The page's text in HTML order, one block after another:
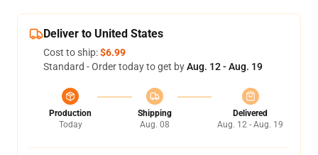
Deliver to United States
Cost to ship:$6.99
Standard - Order today to get byAug. 12 - Aug. 19
Production
Today
Shipping
Aug. 08
Delivered
Aug. 12 - Aug. 19